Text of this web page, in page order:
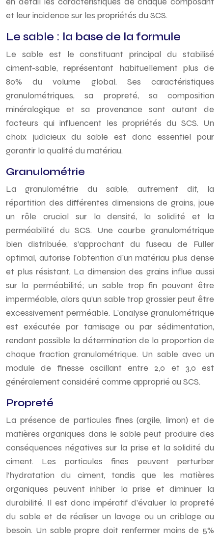
et leur incidence sur les propriétés du SCS.
Le sable : la base de la formule
Le sable est le constituant principal du stabilisé
ciment-sable, représentant habituellement plus de
80% du volume global. Ses caractéristiques
granulométriques, sa propreté, sa composition
minéralogique et sa provenance sont autant de
facteurs qui influencent les propriétés du SCS. Un
choix judicieux du sable est donc essentiel pour
garantir la qualité du matériau.
Granulométrie
La granulométrie du sable, autrement dit, la
répartition des différentes dimensions de grains, joue
un rôle crucial sur la densité, la solidité et la
perméabilité du SCS. Une courbe granulométrique
bien distribuée, s’approchant du fuseau de Fuller
optimal, autorise l’obtention d’un matériau plus dense
et plus résistant. La dimension des grains influe aussi
sur la perméabilité; un sable trop fin pouvant être
imperméable, alors qu’un sable trop grossier peut être
excessivement perméable. L’analyse granulométrique
est exécutée par tamisage ou par sédimentation,
rendant possible la détermination de la proportion de
chaque fraction granulométrique. Un sable avec un
module de finesse oscillant entre 2,0 et 3,0 est
généralement considéré comme approprié au SCS.
Propreté
La présence de particules fines (argile, limon) et de
matières organiques dans le sable peut produire des
conséquences négatives sur la prise et la solidité du
ciment. Les particules fines peuvent perturber
l’hydratation du ciment, tandis que les matières
organiques peuvent inhiber la prise et diminuer la
durabilité. Il est donc impératif d’évaluer la propreté
du sable et de réaliser un lavage ou un criblage au
besoin. Un sable propre doit renfermer moins de 5%